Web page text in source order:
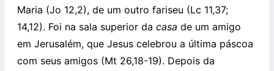
Maria (Jo 12,2), de um outro fariseu (Lc 11,37;
14,12). Foi na sala superior da casa de um amigo
em Jerusalém, que Jesus celebrou a última páscoa
com seus amigos (Mt 26,18-19). Depois da